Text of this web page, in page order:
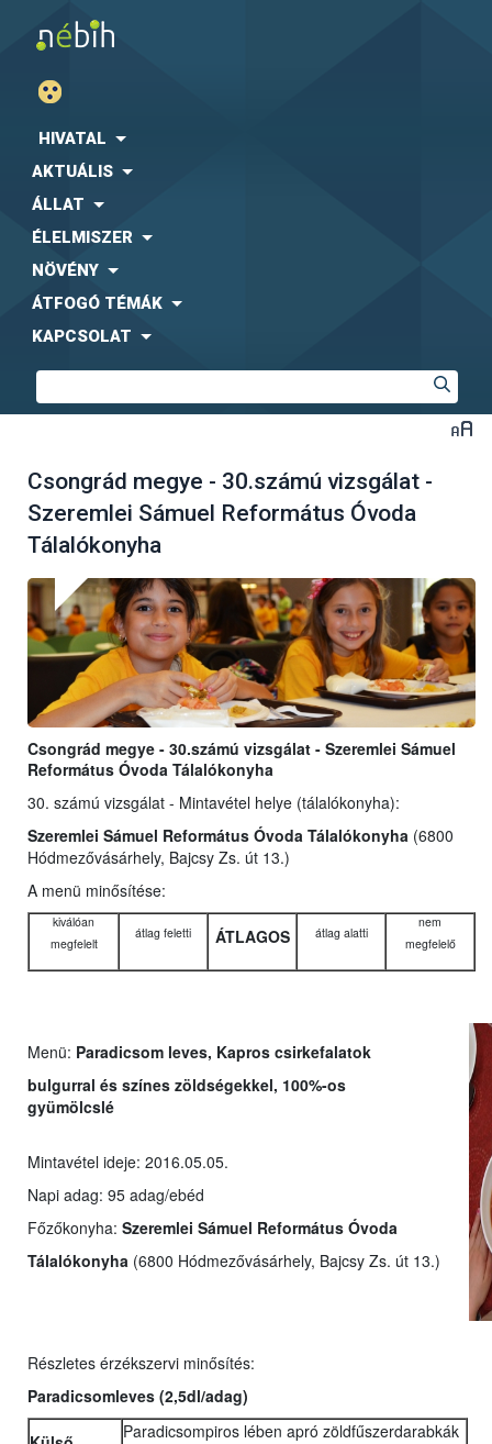
HIVATAL
AKTUÁLIS
ÁLLAT
ÉLELMISZER
NÖVÉNY
ÁTFOGÓ TÉMÁK
KAPCSOLAT
Csongrád megye - 30.számú vizsgálat -
Szeremlei Sámuel Református Óvoda
Tálalókonyha
Csongrád megye - 30.számú vizsgálat - Szeremlei Sámuel
Református Óvoda Tálalókonyha
30. számú vizsgálat - Mintavétel helye (tálalókonyha):
Szeremlei Sámuel Református Óvoda Tálalókonyha (6800
Hódmezővásárhely, Bajcsy Zs. út 13.)
A menü minősítése:
kiválóan
megfelelt
átlag feletti ÁTLAGOS átlag alatti
nem
megfelelő
Menü: Paradicsom leves, Kapros csirkefalatok
bulgurral és színes zöldségekkel, 100%-os
gyümölcslé
Mintavétel ideje: 2016.05.05.
Napi adag: 95 adag/ebéd
Főzőkonyha: Szeremlei Sámuel Református Óvoda
Tálalókonyha (6800 Hódmezővásárhely, Bajcsy Zs. út 13.)
Részletes érzékszervi minősítés:
Paradicsomleves (2,5dl/adag)
Paradicsompiros lében apró zöldfűszerdarabkák